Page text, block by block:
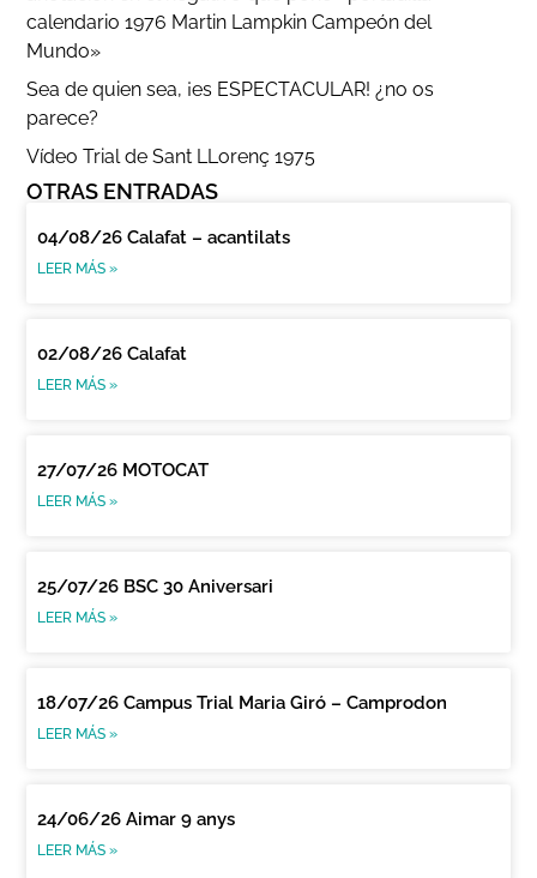
calendario 1976 Martin Lampkin Campeón del
Mundo»
Sea de quien sea, ¡es ESPECTACULAR! ¿no os
parece?
Vídeo Trial de Sant LLorenç 1975
OTRAS ENTRADAS
04/08/26 Calafat – acantilats
LEER MÁS »
02/08/26 Calafat
LEER MÁS »
27/07/26 MOTOCAT
LEER MÁS »
25/07/26 BSC 30 Aniversari
LEER MÁS »
18/07/26 Campus Trial Maria Giró – Camprodon
LEER MÁS »
24/06/26 Aimar 9 anys
LEER MÁS »